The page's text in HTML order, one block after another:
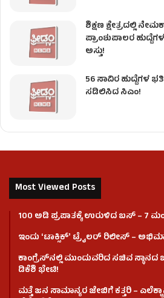
ಶಿಕ್ಷಣ ಕ್ಷೇತ್ರದಲ್ಲಿ
ಪ್ರಾಂಶುಪಾಲರ
ಅಸ್ತು!
56 ಸಾವಿರ ಹುದ್ದೆಗಳ
ಸಡಿಲಿಸಿದ ಸಿಎಂ!
Most Viewed Posts
100 ಅಡಿ ಪ್ರಪಾತಕ್ಕೆ ಉರುಳಿದ ಬಸ್‌ – 7
ಇಂದು ʻಟಾಕ್ಸಿಕ್ʼ ಟ್ರೈಲರ್ ರಿಲೀಸ್‌ –
ಕಾಂಗ್ರೆಸ್​ನಲ್ಲಿ ಮುಂದುವರಿದ ಸಚಿವ
ಡಿಕೆಶಿ ಭೇಟಿ!
ಮತ್ತೆ ಜನ ಸಾಮಾನ್ಯರ ಜೇಬಿಗೆ ಕತ್ತರಿ –